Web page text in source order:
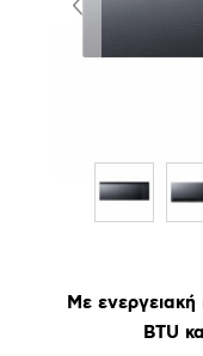
Με
BTU